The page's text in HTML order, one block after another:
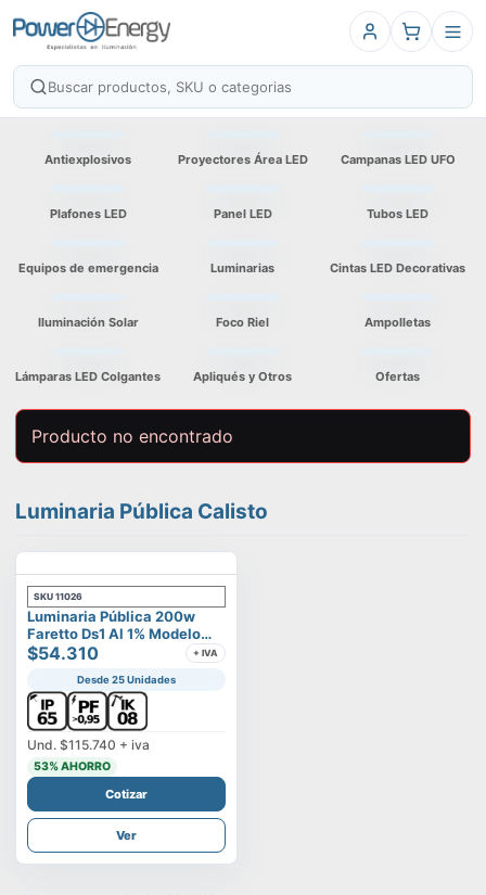
Antiexplosivos Proyectores Área LED Campanas LED UFO
Plafones LED Panel LED Tubos LED
Equipos de emergencia Luminarias Cintas LED Decorativas
Iluminación Solar Foco Riel Ampolletas
Lámparas LED Colgantes Apliqués y Otros Ofertas
Producto no encontrado
Luminaria Pública Calisto
SKU 11026
Luminaria Pública 200w
Faretto Ds1 Al 1% Modelo
Calisto
$54.310 + IVA
Desde 25 Unidades
Und. $115.740 + iva
53% AHORRO
Cotizar
Ver